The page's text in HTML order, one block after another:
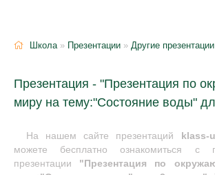
Школа» Презентации » Другие презентации
Презентация - "Презентация по
миру на тему:"Состояние воды"
На нашем сайте презентаций klass-
можете бесплатно ознакомиться с
презентации "Презентация по